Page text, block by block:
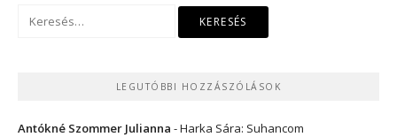
LEGUTÓBBI HOZZÁSZÓLÁSOK
Antókné Szommer Julianna -Harka Sára: Suhancom